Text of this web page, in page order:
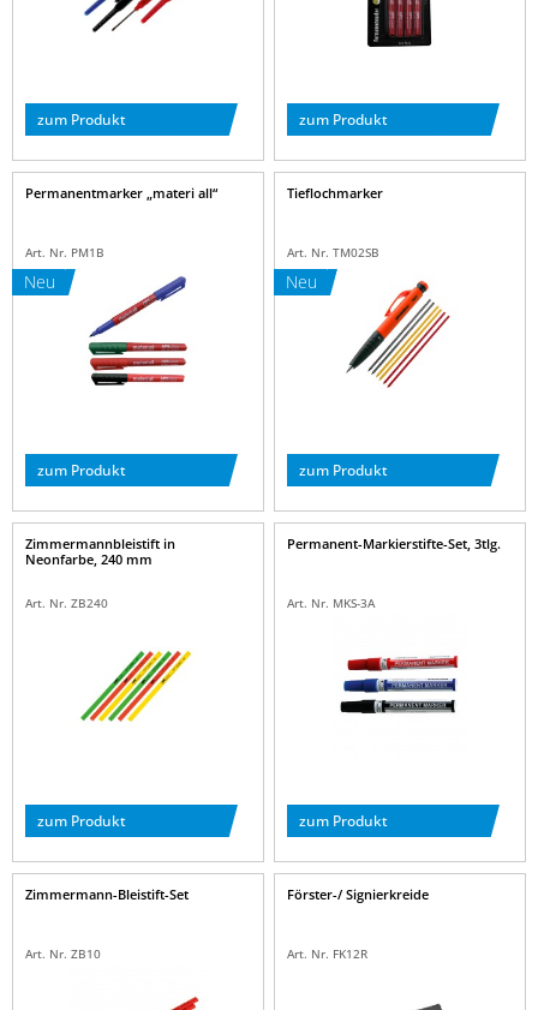
zum Produkt zum Produkt
Neu
Permanentmarker „materi all“
Art. Nr. PM1B
zum Produkt
Neu
Tieflochmarker
Art. Nr. TM02SB
zum Produkt
Zimmermannbleistift in
Neonfarbe, 240 mm
Art. Nr. ZB240
zum Produkt
Permanent-Markierstifte-Set, 3tlg.
Art. Nr. MKS-3A
zum Produkt
Zimmermann-Bleistift-Set
Art. Nr. ZB10
Förster-/ Signierkreide
Art. Nr. FK12R